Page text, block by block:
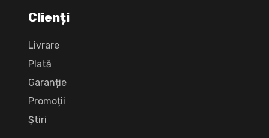
Clienți
Livrare
Plată
Garanție
Promoții
Știri